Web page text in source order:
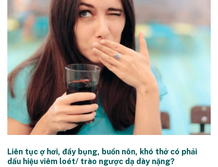
Liên tục ợ hơi, đầy bụng, buồn nôn, khó thở có phải
dấu hiệu viêm loét/ trào ngược dạ dày nặng?